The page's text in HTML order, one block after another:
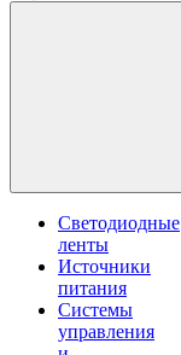
Светодиодные
ленты
Источники
питания
Системы
управления